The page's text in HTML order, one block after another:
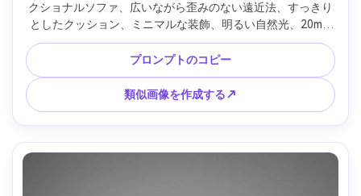
クショナルソファ、広いながら歪みのない遠近法、すっきり
としたクッション、ミニマルな装飾、明るい自然光、20mm
レンズでSony A7R Vで撮影、f/7.1、超リアルな不動産スタ
イルのインテリア写真、フレーム全体のシャープな焦点 --ar
4:5
プロンプトのコピー
類似画像を作成する↗